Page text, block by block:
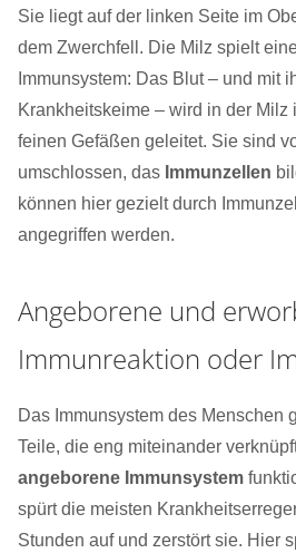
Sie liegt auf der linken Seite im
dem Zwerchfell. Die Milz spielt
Immunsystem: Das Blut – und mit
Krankheitskeime – wird in der Milz
feinen Gefäßen geleitet. Sie sind
umschlossen, das Immunzellen
können hier gezielt durch
angegriffen werden.
Angeborene und
Immunreaktion oder
Das Immunsystem des Menschen
Teile, die eng miteinander
angeborene Immunsystem
spürt die meisten
Stunden auf und zerstört sie. Hier